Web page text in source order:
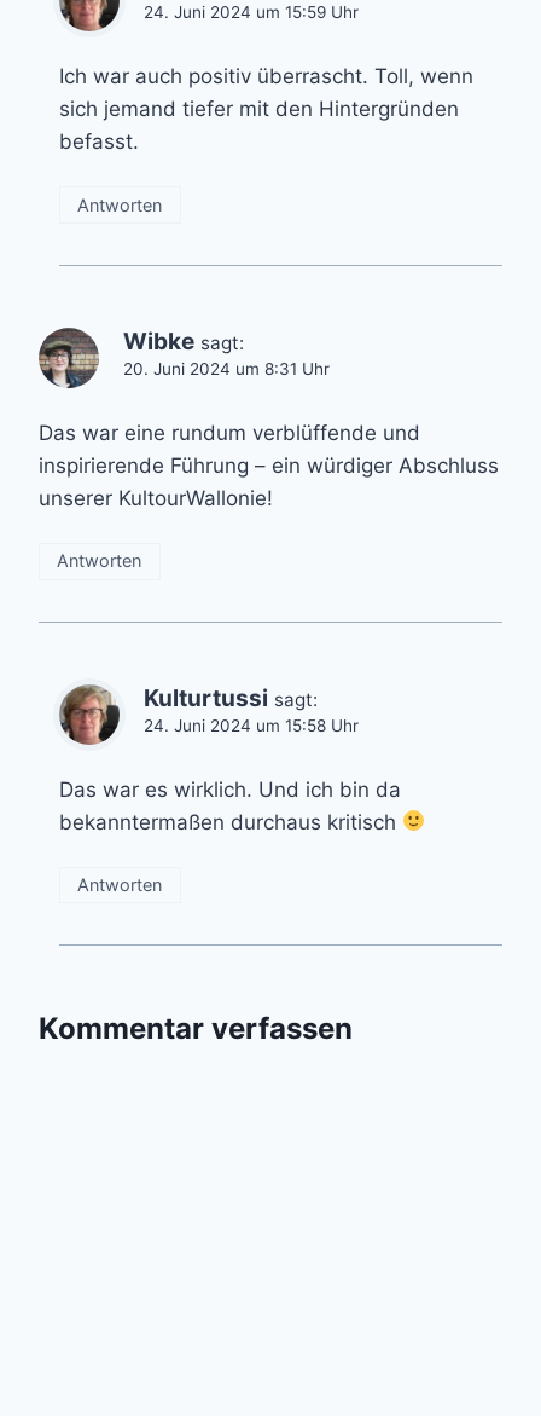
24. Juni 2024 um 15:59 Uhr
Ich war auch positiv überrascht. Toll, wenn
sich jemand tiefer mit den Hintergründen
befasst.
Antworten
Wibke sagt:
20. Juni 2024 um 8:31 Uhr
Das war eine rundum verblüffende und
inspirierende Führung – ein würdiger Abschluss
unserer KultourWallonie!
Antworten
Kulturtussi sagt:
24. Juni 2024 um 15:58 Uhr
Das war es wirklich. Und ich bin da
bekanntermaßen durchaus kritisch
Antworten
Kommentar verfassen